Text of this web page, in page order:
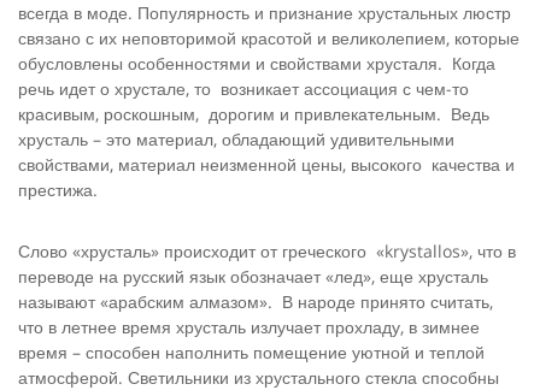
всегда в моде. Популярность и признание хрустальных люстр
связано с их неповторимой красотой и великолепием, которые
обусловлены особенностями и свойствами хрусталя. Когда
речь идет о хрустале, то возникает ассоциация с чем-то
красивым, роскошным, дорогим и привлекательным. Ведь
хрусталь – это материал, обладающий удивительными
свойствами, материал неизменной цены, высокого качества и
престижа.
Слово «хрусталь» происходит от греческого «krystallos», что в
переводе на русский язык обозначает «лед», еще хрусталь
называют «арабским алмазом». В народе принято считать,
что в летнее время хрусталь излучает прохладу, в зимнее
время – способен наполнить помещение уютной и теплой
атмосферой. Светильники из хрустального стекла способны